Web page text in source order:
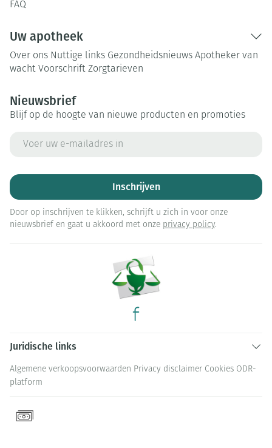
FAQ
Uw apotheek
Over ons Nuttige links Gezondheidsnieuws Apotheker van
wacht Voorschrift Zorgtarieven
Nieuwsbrief
Blijf op de hoogte van nieuwe producten en promoties
Inschrijven
Door op inschrijven te klikken, schrijft u zich in voor onze
nieuwsbrief en gaat u akkoord met onze privacy policy.
Juridische links
Algemene verkoopsvoorwaarden Privacy disclaimer Cookies ODR-
platform